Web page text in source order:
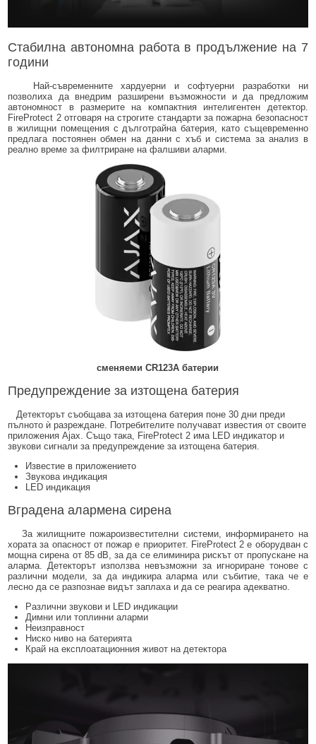
Стабилна автономна работа в продължение на 7
години
Най-съвременните хардуерни и софтуерни разработки ни
позволиха да внедрим разширени възможности и да предложим
автономност в размерите на компактния интелигентен детектор.
FireProtect 2 отговаря на строгите стандарти за пожарна безопасност
в жилищни помещения с дълготрайна батерия, като същевременно
предлага постоянен обмен на данни с хъб и система за анализ в
реално време за филтриране на фалшиви аларми.
сменяеми CR123A батерии
Предупреждение за изтощена батерия
Детекторът съобщава за изтощена батерия поне 30 дни преди
пълното ѝ разреждане. Потребителите получават известия от своите
приложения Ajax. Също така, FireProtect 2 има LED индикатор и
звукови сигнали за предупреждение за изтощена батерия.
Известие в приложението
Звукова индикация
LED индикация
Вградена алармена сирена
За жилищните пожароизвестителни системи, информирането на
хората за опасност от пожар е приоритет. FireProtect 2 е оборудван с
мощна сирена от 85 dB, за да се елиминира рискът от пропускане на
аларма. Детекторът използва невъзможни за игнориране тонове с
различни модели, за да индикира аларма или събитие, така че е
лесно да се разпознае видът заплаха и да се реагира адекватно.
Различни звукови и LED индикации
Димни или топлинни аларми
Неизправност
Ниско ниво на батерията
Край на експлоатационния живот на детектора